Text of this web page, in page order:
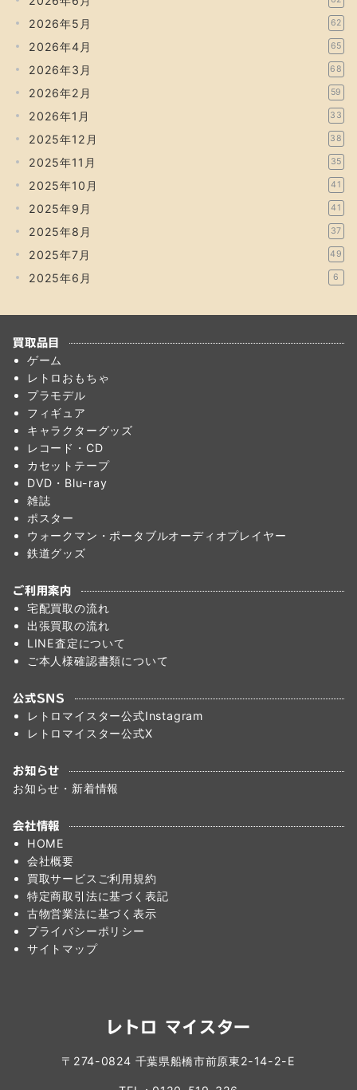
2026年5月 62
2026年4月 65
2026年3月 68
2026年2月 59
2026年1月 33
2025年12月 38
2025年11月 35
2025年10月 41
2025年9月 41
2025年8月 37
2025年7月 49
2025年6月 6
買取品目
ゲーム
レトロおもちゃ
プラモデル
フィギュア
キャラクターグッズ
レコード・CD
カセットテープ
DVD・Blu-ray
雑誌
ポスター
ウォークマン・ポータブルオーディオプレイヤー
鉄道グッズ
ご利用案内
宅配買取の流れ
出張買取の流れ
LINE査定について
ご本人様確認書類について
公式SNS
レトロマイスター公式Instagram
レトロマイスター公式X
お知らせ
お知らせ・新着情報
会社情報
HOME
会社概要
買取サービスご利用規約
特定商取引法に基づく表記
古物営業法に基づく表示
プライバシーポリシー
サイトマップ
レトロ マイスター
〒274-0824 千葉県船橋市前原東2-14-2-E